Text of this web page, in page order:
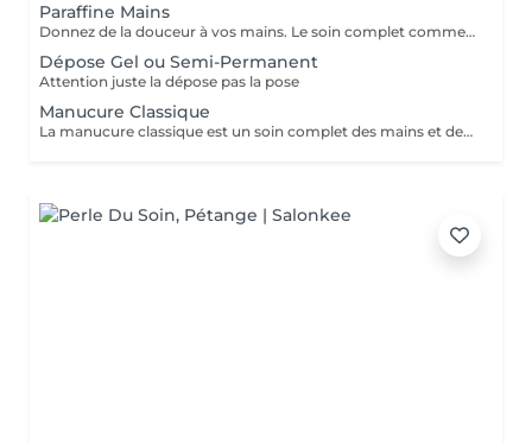
Paraffine Mains
Donnez de la douceur à vos mains. Le soin complet commence par un gommage de l'avant bras et des mains, puis vous trempez vos mains dans un bain de paraffine chaude, ce masque va poser environ 15 min, puis vient le moment de la détente le modelage des mains, relaxation suprême. Résultat des mains douces comme une peau de bébé.
Dépose Gel ou Semi-Permanent
Attention juste la dépose pas la pose
Manucure Classique
La manucure classique est un soin complet des mains et des ongles qui permet de conserver des mains belles et bien entretenues au quotidien. Elle comprend le limage des ongles, le soins des cuticules après un trempage dans l'eau tiède, l'application d'une huile et d'une base vitaminée transparente ainsi que d'une crème nourrissante pour vos mains.